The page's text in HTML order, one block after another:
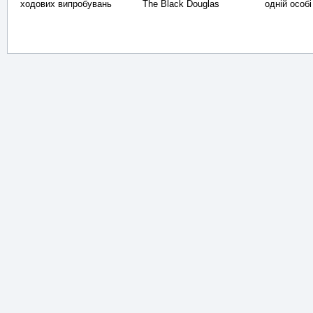
ходових випробувань The Black Douglas одній особі